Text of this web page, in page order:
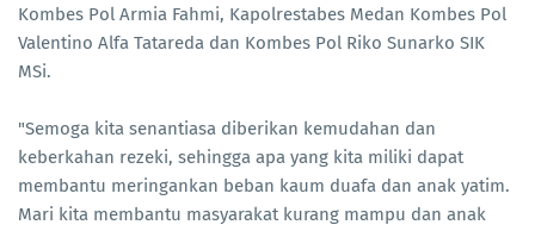
Kombes Pol Armia Fahmi, Kapolrestabes Medan Kombes Pol
Valentino Alfa Tatareda dan Kombes Pol Riko Sunarko SIK
MSi.
"Semoga kita senantiasa diberikan kemudahan dan
keberkahan rezeki, sehingga apa yang kita miliki dapat
membantu meringankan beban kaum duafa dan anak yatim.
Mari kita membantu masyarakat kurang mampu dan anak